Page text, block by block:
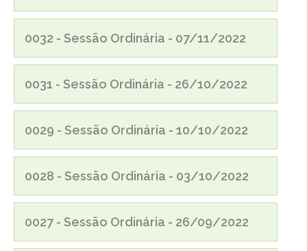
0032 - Sessão Ordinária - 07/11/2022
0031 - Sessão Ordinária - 26/10/2022
0029 - Sessão Ordinária - 10/10/2022
0028 - Sessão Ordinária - 03/10/2022
0027 - Sessão Ordinária - 26/09/2022